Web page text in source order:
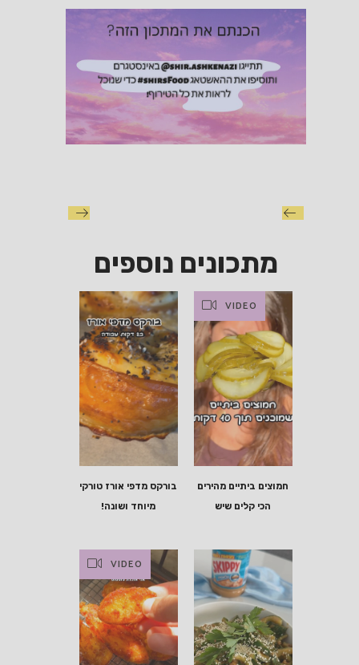
מתכונים נוספים
בורקס מדפי אורז טורקי
מיוחד ושונה!
VIDEO
חמוצים ביתיים מהירים
הכי קלים שיש
VIDEO